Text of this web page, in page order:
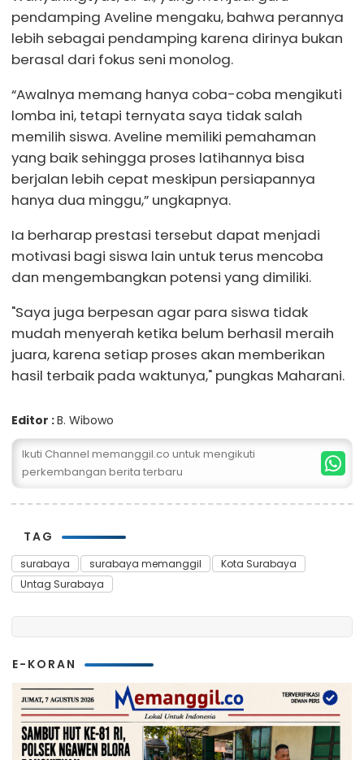
pendamping Aveline mengaku, bahwa perannya
lebih sebagai pendamping karena dirinya bukan
berasal dari fokus seni monolog.
“Awalnya memang hanya coba-coba mengikuti
lomba ini, tetapi ternyata saya tidak salah
memilih siswa. Aveline memiliki pemahaman
yang baik sehingga proses latihannya bisa
berjalan lebih cepat meskipun persiapannya
hanya dua minggu,” ungkapnya.
Ia berharap prestasi tersebut dapat menjadi
motivasi bagi siswa lain untuk terus mencoba
dan mengembangkan potensi yang dimiliki.
"Saya juga berpesan agar para siswa tidak
mudah menyerah ketika belum berhasil meraih
juara, karena setiap proses akan memberikan
hasil terbaik pada waktunya," pungkas Maharani.
Editor :B. Wibowo
Ikuti Channel memanggil.co untuk mengikuti
perkembangan berita terbaru
TAG
surabaya surabaya memanggil
Kota Surabaya
Untag Surabaya
E-KORAN